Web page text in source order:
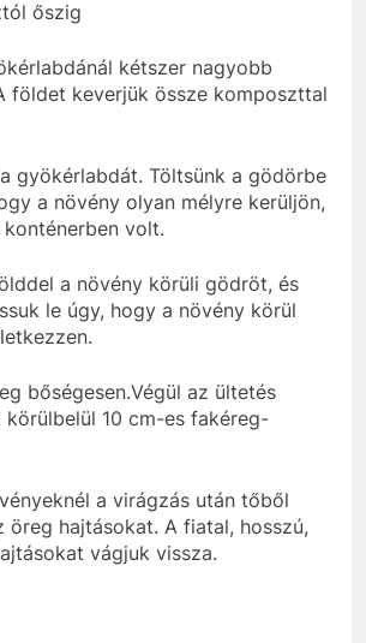
őszig
kétszer nagyobb
földet keverjük össze komposzttal
gyökérlabdát. Töltsünk a gödörbe
a növény olyan mélyre kerüljön,
volt.
a növény körüli gödröt, és
le úgy, hogy a növény körül
bőségesen.Végül az ültetés
körülbelül 10 cm-es fakéreg-
a virágzás után tőből
öreg hajtásokat. A fiatal, hosszú,
vágjuk vissza.